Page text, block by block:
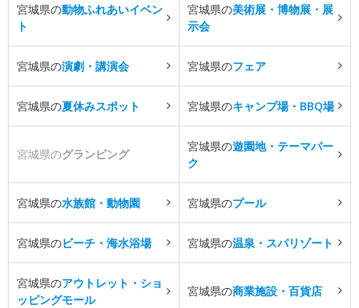
宮城県の動物ふれあいイベン
ト
宮城県の美術展・博物展・展
示会
宮城県の演劇・講演会 宮城県のフェア
宮城県の夏休みスポット 宮城県のキャンプ場・BBQ場
宮城県のグランピング
宮城県の遊園地・テーマパー
ク
宮城県の水族館・動物園 宮城県のプール
宮城県のビーチ・海水浴場 宮城県の温泉・スパリゾート
宮城県のアウトレット・ショ
ッピングモール
宮城県の商業施設・百貨店